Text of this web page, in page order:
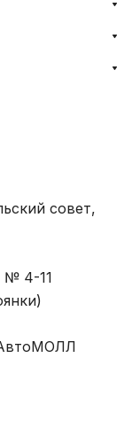
совет,
4-11